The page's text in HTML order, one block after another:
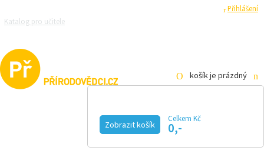
Přihlášení
Katalog pro učitele
košík je prázdný
Zobrazit košík
Celkem Kč
0,-